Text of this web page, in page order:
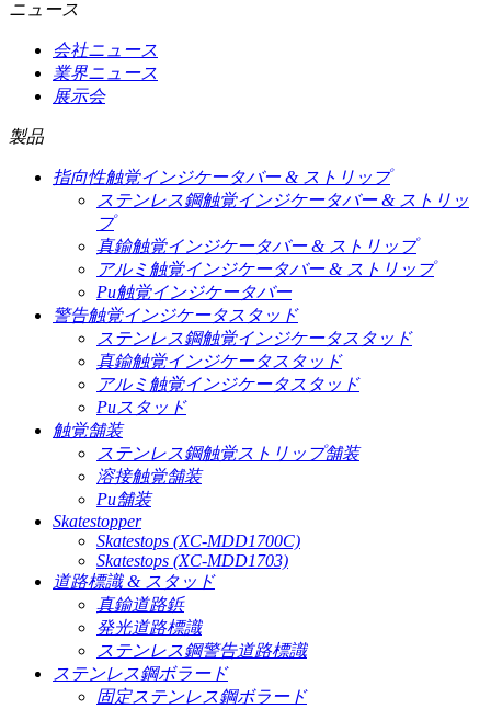
ニュース
会社ニュース
業界ニュース
展示会
製品
指向性触覚インジケータバー & ストリップ
ステンレス鋼触覚インジケータバー & ストリッ
プ
真鍮触覚インジケータバー & ストリップ
アルミ触覚インジケータバー & ストリップ
Pu触覚インジケータバー
警告触覚インジケータスタッド
ステンレス鋼触覚インジケータスタッド
真鍮触覚インジケータスタッド
アルミ触覚インジケータスタッド
Puスタッド
触覚舗装
ステンレス鋼触覚ストリップ舗装
溶接触覚舗装
Pu舗装
Skatestopper
Skatestops (XC-MDD1700C)
Skatestops (XC-MDD1703)
道路標識 & スタッド
真鍮道路鋲
発光道路標識
ステンレス鋼警告道路標識
ステンレス鋼ボラード
固定ステンレス鋼ボラード